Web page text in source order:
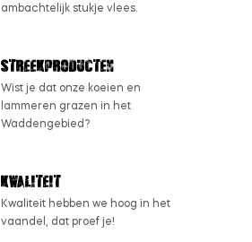
ambachtelijk stukje vlees.
Streekproducten
Wist je dat onze koeien en
lammeren grazen in het
Waddengebied?
Kwaliteit
Kwaliteit hebben we hoog in het
vaandel, dat proef je!